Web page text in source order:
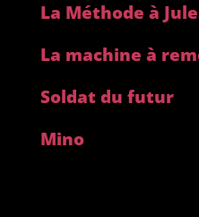
La Méthode à
La machine à
Soldat du futur
Mino